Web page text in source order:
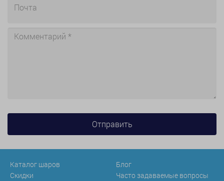
Каталог шаров
Скидки
Блог
Часто задаваемые вопросы